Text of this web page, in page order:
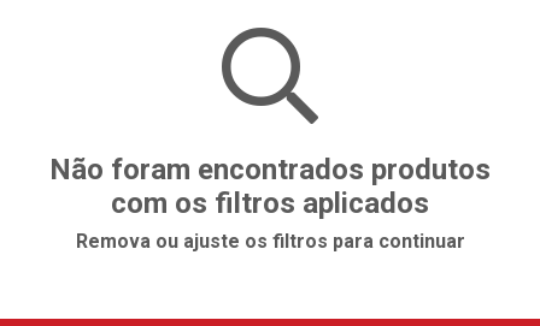
Não foram encontrados produtos
com os filtros aplicados
Remova ou ajuste os filtros para continuar